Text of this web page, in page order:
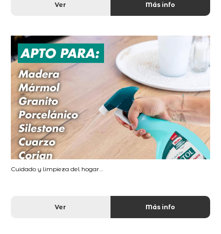
Ver Más info
Cuidado y limpieza del hogar...
Ver Más info